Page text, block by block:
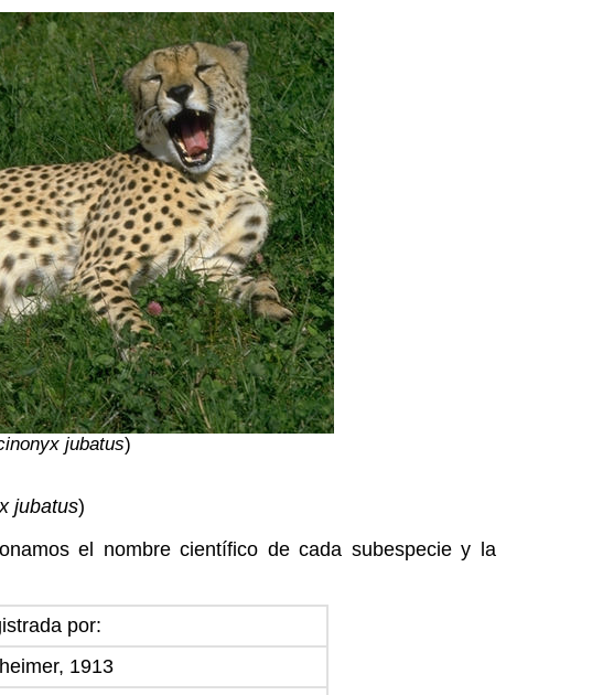
jubatus)
jubatus)
el nombre científico de cada subespecie y la
por:
1913